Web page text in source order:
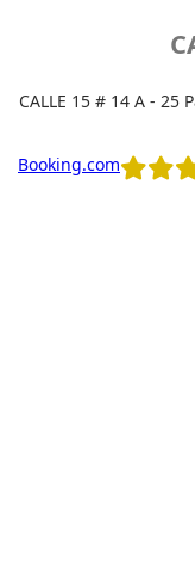
CALLE 15 # 14 A -
Booking.com